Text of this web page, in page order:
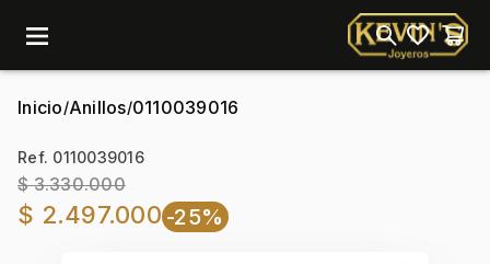
menu
Inicio/Anillos/0110039016
Ref. 0110039016
$ 3.330.000
$ 2.497.000 -25%